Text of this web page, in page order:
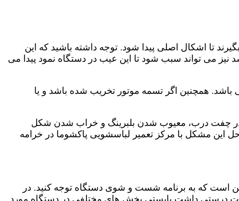
تا اشکال اصلی پیدا شود. توجه داشته باشید که این
می تواند سبب شود تا این عیب در دستگاه نمود پیدا می
همچنین اگر تسمه موتور تخریب شده باشد و یا
در چفت درب، معیوب شدن بلبرینگ و خراب شدن شکل
مشکل با مرکز تعمیر لباسشویی پاکشوما در خرامه
است که به برنامه شست و شوی دستگاه توجه کنید. در
درستی داشت بایستی بخش های مختلفی در دستگاه مورد